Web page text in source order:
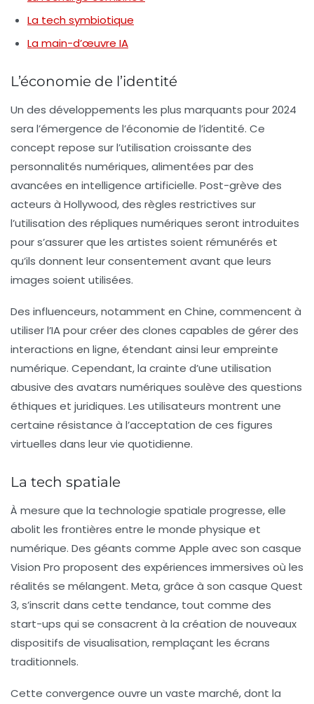
La tech symbiotique
La main-d’œuvre IA
L’économie de l’identité
Un des développements les plus marquants pour 2024
sera l’émergence de l’économie de l’identité. Ce
concept repose sur l’utilisation croissante des
personnalités numériques, alimentées par des
avancées en intelligence artificielle. Post-grève des
acteurs à Hollywood, des règles restrictives sur
l’utilisation des répliques numériques seront introduites
pour s’assurer que les artistes soient rémunérés et
qu’ils donnent leur consentement avant que leurs
images soient utilisées.
Des influenceurs, notamment en Chine, commencent à
utiliser l’IA pour créer des clones capables de gérer des
interactions en ligne, étendant ainsi leur empreinte
numérique. Cependant, la crainte d’une utilisation
abusive des avatars numériques soulève des questions
éthiques et juridiques. Les utilisateurs montrent une
certaine résistance à l’acceptation de ces figures
virtuelles dans leur vie quotidienne.
La tech spatiale
À mesure que la technologie spatiale progresse, elle
abolit les frontières entre le monde physique et
numérique. Des géants comme Apple avec son casque
Vision Pro proposent des expériences immersives où les
réalités se mélangent. Meta, grâce à son casque Quest
3, s’inscrit dans cette tendance, tout comme des
start-ups qui se consacrent à la création de nouveaux
dispositifs de visualisation, remplaçant les écrans
traditionnels.
Cette convergence ouvre un vaste marché, dont la